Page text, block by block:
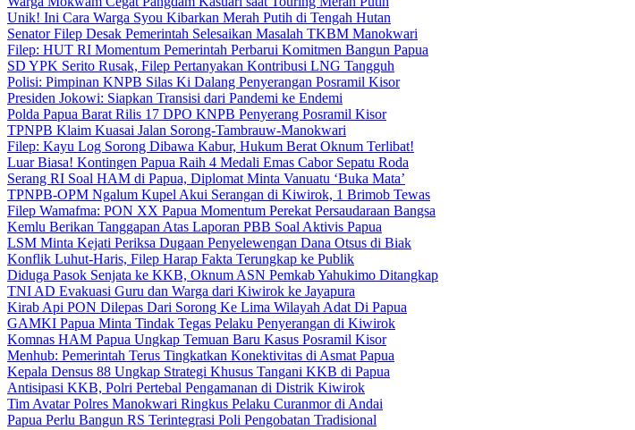
Unik! Ini Cara Warga Syou Kibarkan Merah Putih di Tengah Hutan
Senator Filep Desak Pemerintah Selesaikan Masalah TKBM Manokwari
Filep: HUT RI Momentum Pemerintah Perbarui Komitmen Bangun Papua
SD YPK Serito Rusak, Filep Pertanyakan Kontribusi LNG Tangguh
Polisi: Pimpinan KNPB Silas Ki Dalang Penyerangan Posramil Kisor
Presiden Jokowi: Siapkan Transisi dari Pandemi ke Endemi
Polda Papua Barat Rilis 17 DPO KNPB Penyerang Posramil Kisor
TPNPB Klaim Kuasai Jalan Sorong-Tambrauw-Manokwari
Filep: Kayu Log Sorong Dibawa Kabur, Hukum Berat Oknum Terlibat!
Luar Biasa! Kontingen Papua Raih 4 Medali Emas Cabor Sepatu Roda
Serang RI Soal HAM di Papua, Diplomat Minta Vanuatu ‘Buka Mata’
TPNPB-OPM Ngalum Kupel Akui Serangan di Kiwirok, 1 Brimob Tewas
Filep Wamafma: PON XX Papua Momentum Perekat Persaudaraan Bangsa
Kemlu Berikan Tanggapan Atas Laporan PBB Soal Aktivis Papua
LSM Minta Kejati Periksa Dugaan Penyelewengan Dana Otsus di Biak
Konflik Luhut-Haris, Filep Harap Fakta Terungkap ke Publik
Diduga Pasok Senjata ke KKB, Oknum ASN Pemkab Yahukimo Ditangkap
TNI AD Evakuasi Guru dan Warga dari Kiwirok ke Jayapura
Kirab Api PON Dilepas Dari Sorong Ke Lima Wilayah Adat Di Papua
GAMKI Papua Minta Tindak Tegas Pelaku Penyerangan di Kiwirok
Komnas HAM Papua Ungkap Temuan Baru Kasus Posramil Kisor
Menhub: Pemerintah Terus Tingkatkan Konektivitas di Asmat Papua
Kepala Densus 88 Ungkap Strategi Khusus Tangani KKB di Papua
Antisipasi KKB, Polri Pertebal Pengamanan di Distrik Kiwirok
Tim Avatar Polres Manokwari Ringkus Pelaku Curanmor di Andai
Papua Perlu Bangun RS Terintegrasi Poli Pengobatan Tradisional